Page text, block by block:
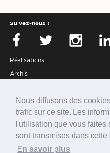
Nous diffusons des
trafic sur ce site. Les
l'utilisation que vous faites
sont transmises dans cette
En savoir plus
Réalisations
Archis
Partenaires
Connexion
Suivez-nous !